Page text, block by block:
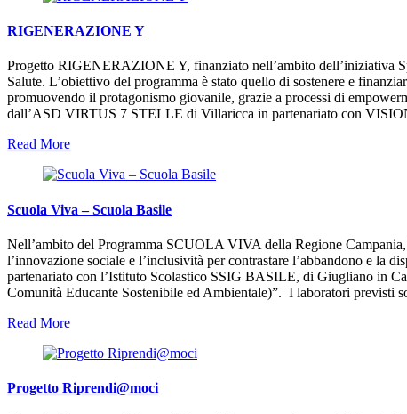
RIGENERAZIONE Y
Progetto RIGENERAZIONE Y, finanziato nell’ambito dell’iniziativa
Salute. L’obiettivo del programma è stato quello di sostenere e
promuovendo il protagonismo giovanile, grazie a processi di
dall’ASD VIRTUS 7 STELLE di Villaricca in partenariato con
Read More
Scuola Viva – Scuola Basile
Nell’ambito del Programma SCUOLA VIVA della Regione
l’innovazione sociale e l’inclusività per contrastare l’abbandono e la
partenariato con l’Istituto Scolastico SSIG BASILE, di Giugliano in
Comunità Educante Sostenibile ed Ambientale)”. I laboratori previsti
Read More
Progetto Riprendi@moci